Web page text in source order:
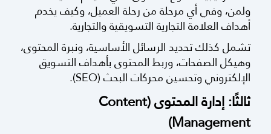
ولمن، وفي أي مرحلة من رحلة العميل، وكيف يخدم
أهداف العلامة التجارية التسويقية والتجارية.
تشمل كذلك تحديد الرسائل الأساسية، ونبرة المحتوى،
وهيكل الصفحات، وربط المحتوى بأهداف التسويق
الإلكتروني وتحسين محركات البحث (SEO).
ثالثًا: إدارة المحتوى (Content
Management)